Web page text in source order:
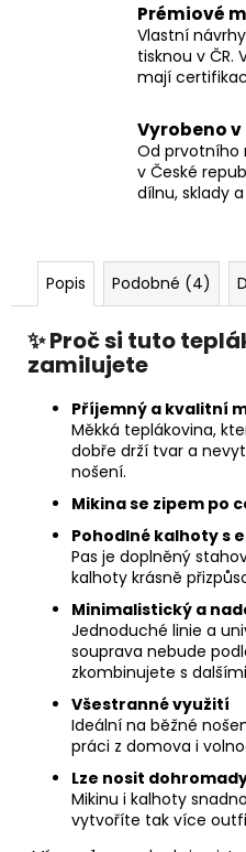
Prémiové
Vlastní
tisknou v ČR.
mají
Vyrobeno
Od prvotního
v České
dílnu, sklady
Popis Podobné (4)
✨ Proč si tuto
zamilujete
Příjemný a kvalitní
Měkká teplákovina,
dobře drží tvar a
nošení.
Mikina se zipem po
Pohodlné kalhoty s
Pas je doplněný
kalhoty krásně
Minimalistický a
Jednoduché linie a
souprava nebude
zkombinujete s
Všestranné využití
Ideální na běžné
práci z domova i
Lze nosit
Mikinu i kalhoty
vytvoříte tak více